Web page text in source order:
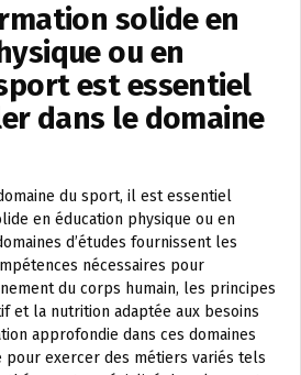
solide en
ou en
est essentiel
dans le domaine
du sport, il est essentiel
en éducation physique ou en
d’études fournissent les
nécessaires pour
du corps humain, les principes
et la nutrition adaptée aux besoins
approfondie dans ces domaines
pour exercer des métiers variés tels